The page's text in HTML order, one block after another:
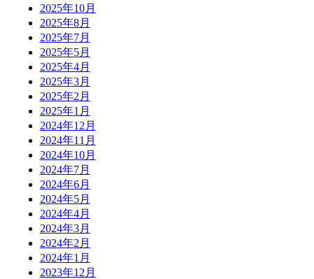
2025年10月
2025年8月
2025年7月
2025年5月
2025年4月
2025年3月
2025年2月
2025年1月
2024年12月
2024年11月
2024年10月
2024年7月
2024年6月
2024年5月
2024年4月
2024年3月
2024年2月
2024年1月
2023年12月